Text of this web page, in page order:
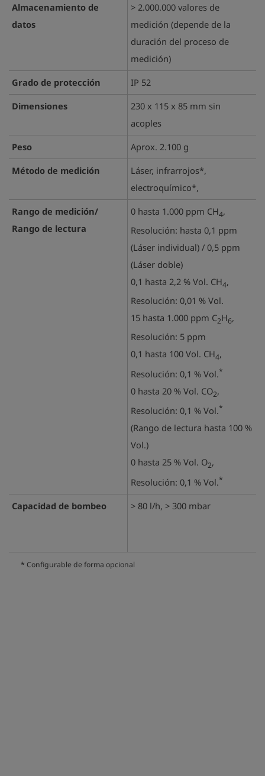
Almacenamiento de
datos
> 2.000.000 valores de
medición (depende de la
duración del proceso de
medición)
Grado de protección
IP 52
Dimensiones
230 x 115 x 85 mm sin
acoples
Peso
Aprox. 2.100 g
Método de medición
Láser, infrarrojos*,
electroquímico*,
Rango de medición/
Rango de lectura
0 hasta 1.000 ppm CH4,
Resolución: hasta 0,1 ppm
(Láser individual) / 0,5 ppm
(Láser doble)
0,1 hasta 2,2 % Vol. CH4,
Resolución: 0,01 % Vol.
15 hasta 1.000 ppm C2H6,
Resolución: 5 ppm
0,1 hasta 100 Vol. CH4,
Resolución: 0,1 % Vol.*
0 hasta 20 % Vol. CO2,
Resolución: 0,1 % Vol.*
(Rango de lectura hasta 100 %
Vol.)
0 hasta 25 % Vol. O2,
Resolución: 0,1 % Vol.*
Capacidad de bombeo > 80 l/h, > 300 mbar
* Configurable de forma opcional